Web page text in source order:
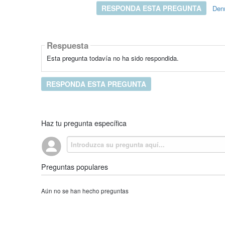
RESPONDA ESTA PREGUNTA
Respuesta
Esta pregunta todavía no ha sido respondida.
RESPONDA ESTA PREGUNTA
Haz tu pregunta específica
Preguntas populares
Aún no se han hecho preguntas